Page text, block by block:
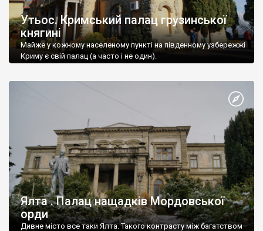
Утьос. Кримський палац грузинської
княгині
Майже у кожному населеному пункті на південному узбережжі
Криму є свій палац (а часто і не один).
Ялта . Палац нащадків Мордовської
орди
Дивне місто все таки Ялта. Такого контрасту між багатством